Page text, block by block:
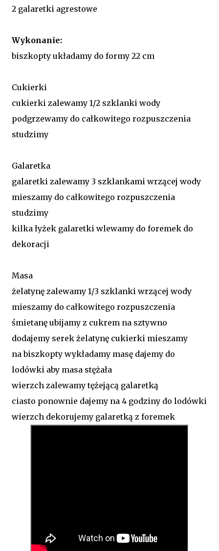
2 galaretki agrestowe
Wykonanie:
biszkopty układamy do formy 22 cm
Cukierki
cukierki zalewamy 1/2 szklanki wody
podgrzewamy do całkowitego rozpuszczenia
studzimy
Galaretka
galaretki zalewamy 3 szklankami wrzącej wody
mieszamy do całkowitego rozpuszczenia
studzimy
kilka łyżek galaretki wlewamy do foremek do
dekoracji
Masa
żelatynę zalewamy 1/3 szklanki wrzącej wody
mieszamy do całkowitego rozpuszczenia
śmietanę ubijamy z cukrem na sztywno
dodajemy serek żelatynę cukierki mieszamy
na biszkopty wykładamy masę dajemy do
lodówki aby masa stężała
wierzch zalewamy tężejącą galaretką
ciasto ponownie dajemy na 4 godziny do lodówki
wierzch dekorujemy galaretką z foremek